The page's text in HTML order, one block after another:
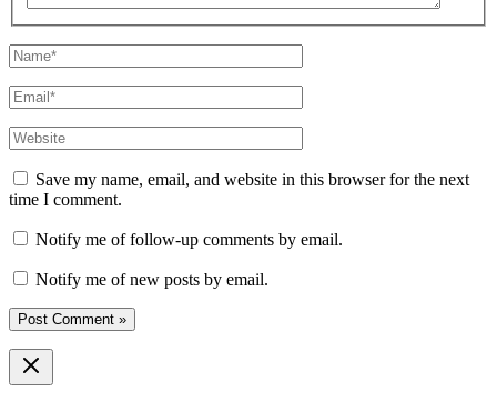
Name*
Email*
Website
Save my name, email, and website in this browser for the next
time I comment.
Notify me of follow-up comments by email.
Notify me of new posts by email.